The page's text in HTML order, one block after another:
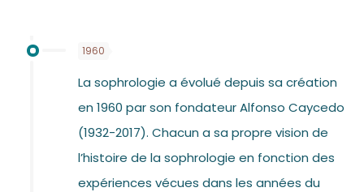
1960
La sophrologie a évolué depuis sa création
en 1960 par son fondateur Alfonso Caycedo
(1932-2017). Chacun a sa propre vision de
l’histoire de la sophrologie en fonction des
expériences vécues dans les années du